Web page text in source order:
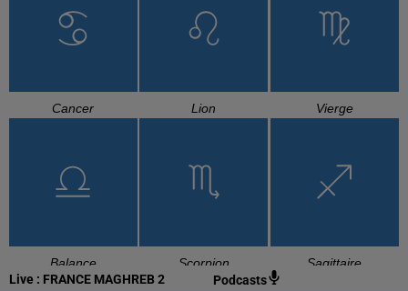
Live : FRANCE MAGHREB 2 Podcasts
Cancer Lion Vierge
Balance Scorpion Sagittaire